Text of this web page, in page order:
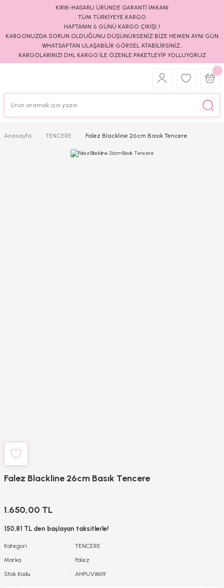
KIRIK-HASARLI ÜRÜNDE GARANTİ İMKANI
TÜM TÜRKİYEYE KARGO
HAFTANIN 6 GÜNÜ KARGO ÇIKIŞI..!
KARGONUZDA SORUN OLDUĞUNU DÜŞÜNÜRSENİZ BİZE HEMEN AYNI GÜN
WHATSAPTAN ULAŞABİLİR GÖRSEL ATABİLİRSİNİZ..
KARGOLARINIZI DHL KARGO İLE ÖZENLE PAKETLEYİP YOLLUYORUZ
Anasayfa TENCERE Falez Blackline 26cm Basık Tencere
Falez Blackline 26cm Basık Tencere
1.650,00 TL
150,81 TL den başlayan taksitlerle!
Kategori
TENCERE
Marka
Falez
Stok Kodu
AHPUVW69